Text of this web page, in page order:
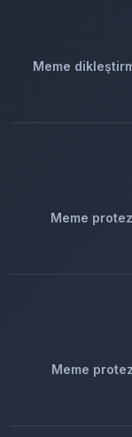
Meme
Meme
Meme